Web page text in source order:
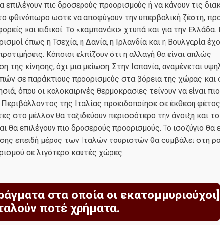
επιλέγουν πιο δροσερούς προορισμούς ή να κάνουν τις
φθινόπωρο ώστε να αποφύγουν την υπερβολική ζέστη,
και ειδικοί. Το «καμπανάκι» χτυπά και για την
όπως η Τσεχία, η Δανία, η Ιρλανδία και η Βουλγαρία
Κάποιοι ελπίζουν ότι η αλλαγή θα είναι απλώς
της κίνησης, όχι μια μείωση. Στην Ισπανία, αναμένεται
σε παράκτιους προορισμούς στα βόρεια της χώρας και
όπου οι καλοκαιρινές θερμοκρασίες τείνουν να είναι
της Ιταλίας προειδοποίησε σε έκθεση φέτος
στο μέλλον θα ταξιδεύουν περισσότερο την άνοιξη και το
θα επιλέγουν πιο δροσερούς προορισμούς. Το ισοζύγιο θα
επειδή μέρος των Ιταλών τουριστών θα συμβάλει στη
σε λιγότερο καυτές χώρες.
στα οποία οι εκατομμυριούχοι]
ποτέ χρήματα.